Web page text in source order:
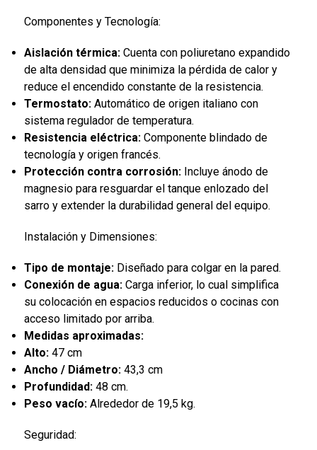
Componentes y Tecnología:
Aislación térmica:Cuenta con poliuretano expandido
de alta densidad que minimiza la pérdida de calor y
reduce el encendido constante de la resistencia.
Termostato:Automático de origen italiano con
sistema regulador de temperatura.
Resistencia eléctrica:Componente blindado de
tecnología y origen francés.
Protección contra corrosión:Incluye ánodo de
magnesio para resguardar el tanque enlozado del
sarro y extender la durabilidad general del equipo.
Instalación y Dimensiones:
Tipo de montaje:Diseñado para colgar en la pared.
Conexión de agua:Carga inferior, lo cual simplifica
su colocación en espacios reducidos o cocinas con
acceso limitado por arriba.
Medidas aproximadas:
Alto:47 cm
Ancho / Diámetro:43,3 cm
Profundidad:48 cm.
Peso vacío:Alrededor de 19,5 kg.
Seguridad: